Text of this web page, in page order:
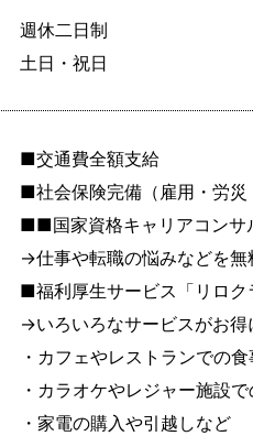
週休二日制
土日・祝日
■交通費全額支給
■社会保険完備（雇用・労災
■■国家資格キャリアコンサ
→仕事や転職の悩みなどを無
■福利厚生サービス「リロク
→いろいろなサービスがお
・カフェやレストランでの食
・カラオケやレジャー施設
・家電の購入や引越しなど